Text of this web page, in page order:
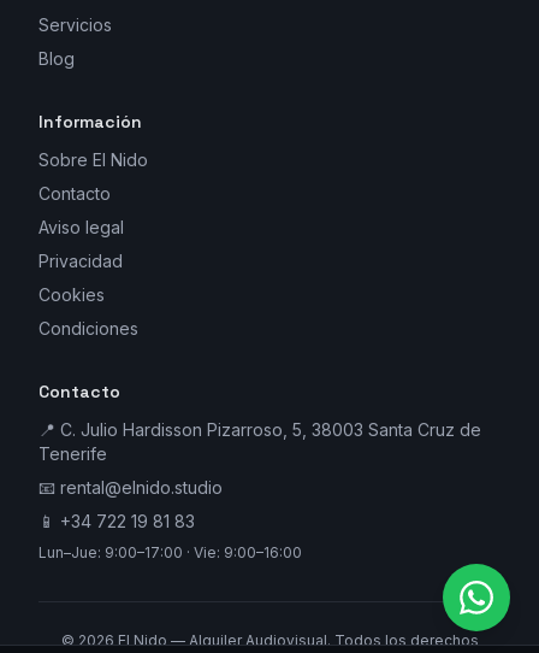
Servicios
Blog
Información
Sobre El Nido
Contacto
Aviso legal
Privacidad
Cookies
Condiciones
Contacto
📍 C. Julio Hardisson Pizarroso, 5, 38003 Santa Cruz de
Tenerife
📧 rental@elnido.studio
📱 +34 722 19 81 83
Lun–Jue: 9:00–17:00 · Vie: 9:00–16:00
© 2026 El Nido — Alquiler Audiovisual. Todos los derechos